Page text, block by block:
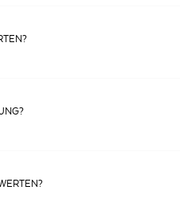
sich für verschiedene Aspekte wie